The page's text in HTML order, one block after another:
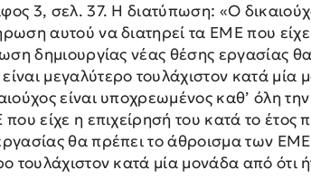
3, σελ. 37. Η διατύπωση: «Ο
αυτού να διατηρεί τα ΕΜΕ που
δημιουργίας νέας θέσης εργασίας
μεγαλύτερο τουλάχιστον κατά μία
είναι υποχρεωμένος καθ’ όλη
είχε η επιχείρησή του κατά το
θα πρέπει το άθροισμα των
τουλάχιστον κατά μία μονάδα από ότι